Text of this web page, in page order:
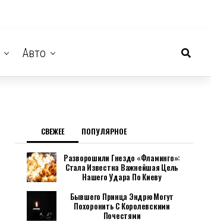
Авто
СВЕЖЕЕ ПОПУЛЯРНОЕ
Разворошили Гнездо «Фламинго»:
Стала Известна Важнейшая Цель
Нашего Удара По Киеву
Бывшего Принца Эндрю Могут
Похоронить С Королевскими
Почестями